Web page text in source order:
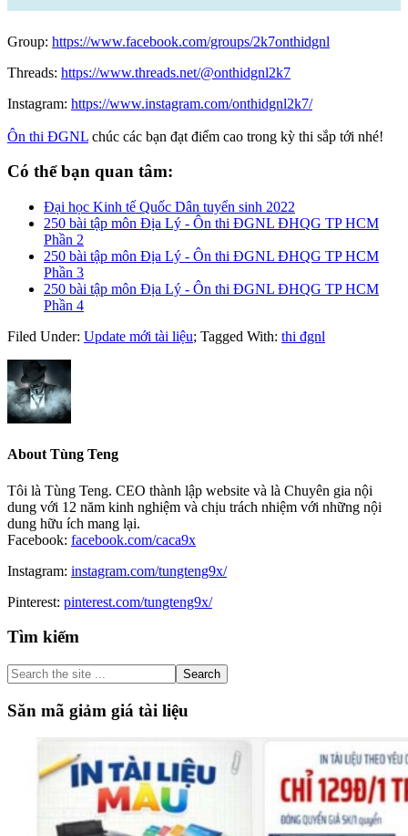
Group: https://www.facebook.com/groups/2k7onthidgnl
Threads: https://www.threads.net/@onthidgnl2k7
Instagram: https://www.instagram.com/onthidgnl2k7/
Ôn thi ĐGNL chúc các bạn đạt điểm cao trong kỳ thi sắp tới nhé!
Có thể bạn quan tâm:
Đại học Kinh tế Quốc Dân tuyển sinh 2022
250 bài tập môn Địa Lý - Ôn thi ĐGNL ĐHQG TP HCM
Phần 2
250 bài tập môn Địa Lý - Ôn thi ĐGNL ĐHQG TP HCM
Phần 3
250 bài tập môn Địa Lý - Ôn thi ĐGNL ĐHQG TP HCM
Phần 4
Filed Under: Update mới tài liệu; Tagged With: thi đgnl
About Tùng Teng
Tôi là Tùng Teng. CEO thành lập website và là Chuyên gia nội
dung với 12 năm kinh nghiệm và chịu trách nhiệm với những nội
dung hữu ích mang lại.
Facebook: facebook.com/caca9x
Instagram: instagram.com/tungteng9x/
Pinterest: pinterest.com/tungteng9x/
Primary
Sidebar
Tìm kiếm
Search
the
site
...
Săn mã giảm giá tài liệu